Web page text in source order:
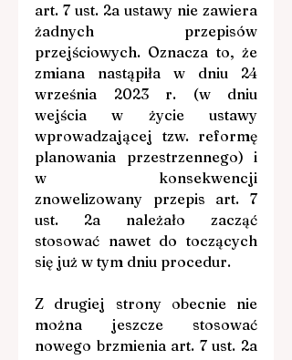
art. 7 ust. 2a ustawy nie zawiera
żadnych przepisów
przejściowych. Oznacza to, że
zmiana nastąpiła w dniu 24
września 2023 r. (w dniu
wejścia w życie ustawy
wprowadzającej tzw. reformę
planowania przestrzennego) i
w konsekwencji
znowelizowany przepis art. 7
ust. 2a należało zacząć
stosować nawet do toczących
się już w tym dniu procedur.
Z drugiej strony obecnie nie
można jeszcze stosować
nowego brzmienia art. 7 ust. 2a